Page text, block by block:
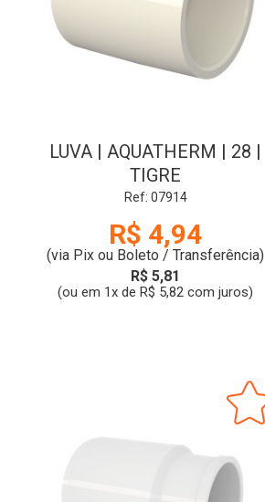
LUVA | AQUATHERM | 28 |
TIGRE
Ref: 07914
R$ 4,94
(via Pix ou Boleto / Transferência)
R$ 5,81
(ou em 1x de R$ 5,82 com juros)